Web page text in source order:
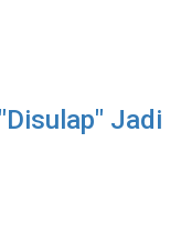
Jadi